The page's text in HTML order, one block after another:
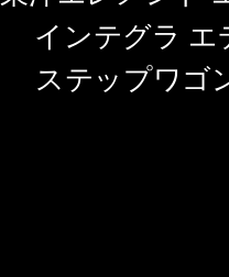
インテグラ エ
ステップワゴ